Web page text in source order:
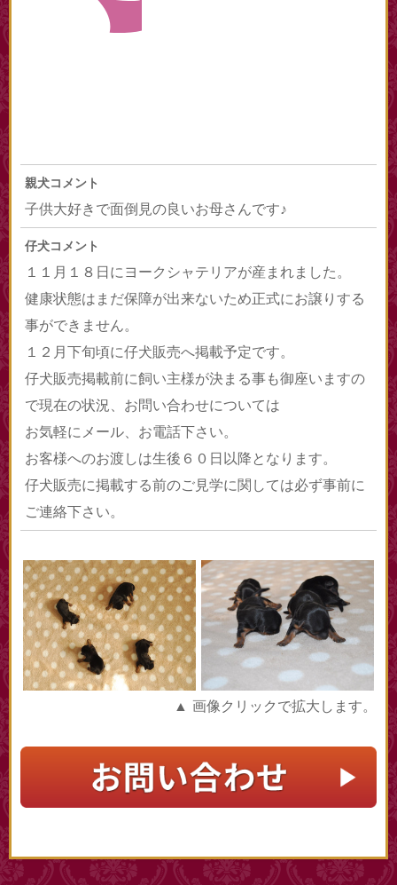
親犬コメント
子供大好きで面倒見の良いお母さんです♪
仔犬コメント
１１月１８日にヨークシャテリアが産まれました。
健康状態はまだ保障が出来ないため正式にお譲りする
事ができません。
１２月下旬頃に仔犬販売へ掲載予定です。
仔犬販売掲載前に飼い主様が決まる事も御座いますの
で現在の状況、お問い合わせについては
お気軽にメール、お電話下さい。
お客様へのお渡しは生後６０日以降となります。
仔犬販売に掲載する前のご見学に関しては必ず事前に
ご連絡下さい。
▲ 画像クリックで拡大します。